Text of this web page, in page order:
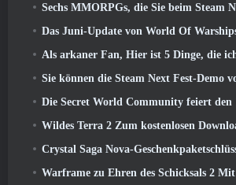
Sechs MMORPGs, die Sie beim Steam Next Fest
Das Juni-Update von World Of Warships feiert den Unabhängigkeitstag der USA
Als arkaner Fan, Hier ist 5 Dinge, die ich vom
Sie können die Steam Next Fest-Demo von Embers Of The Uncrowned
Die Secret World Community feiert den 14. Jahrestag mit einem Rätsel,
Wildes Terra 2 Zum kostenlosen Download verfügbar (Und
Crystal Saga Nova-
Warframe zu Ehren des Schicksals 2 Mit spezieller